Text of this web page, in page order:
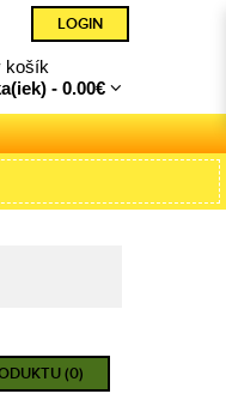
košík
- 0.00€
(0)